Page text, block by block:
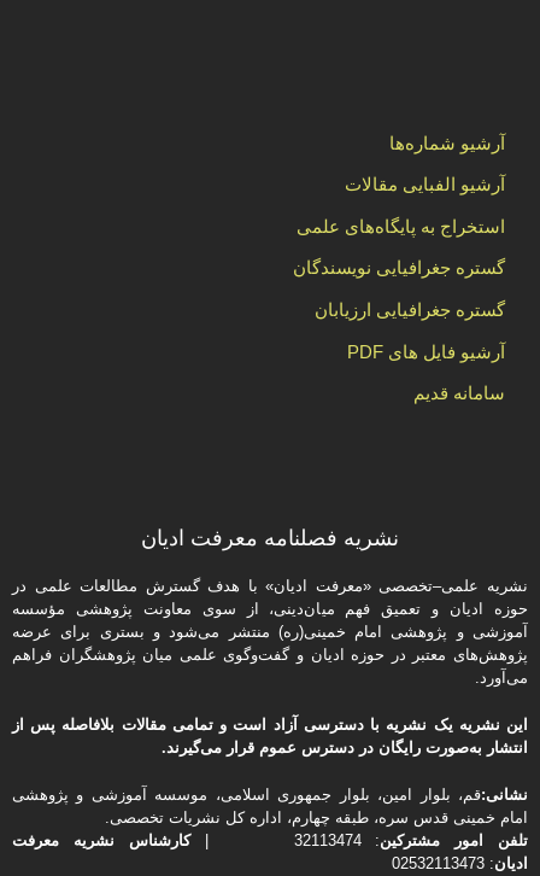
آرشیو شماره‌ها
آرشیو الفبایی مقالات
استخراج به پایگاه‌های علمی
گستره جغرافیایی نویسندگان
گستره جغرافیایی ارزیابان
آرشیو فایل های PDF
سامانه قدیم
نشریه فصلنامه معرفت ادیان
نشریه علمی–تخصصی «معرفت ادیان» با هدف گسترش مطالعات علمی در
حوزه ادیان و تعمیق فهم میان‌دینی، از سوی معاونت پژوهشی مؤسسه
آموزشی و پژوهشی امام خمینی(ره) منتشر می‌شود و بستری برای عرضه
پژوهش‌های معتبر در حوزه ادیان و گفت‌وگوی علمی میان پژوهشگران فراهم
می‌آورد.
این نشریه یک نشریه با دسترسی آزاد است و تمامی مقالات بلافاصله پس از
انتشار به‌صورت رایگان در دسترس عموم قرار می‌گیرند.
نشانی:قم، بلوار امین، بلوار جمهوری اسلامی، موسسه آموزشی و پژوهشی
امام خمینی قدس سره، طبقه چهارم، اداره كل نشریات تخصصی.
تلفن
امور مشتركین: 32113474 |
کارشناس نشریه معرفت
ادیان: 02532113473